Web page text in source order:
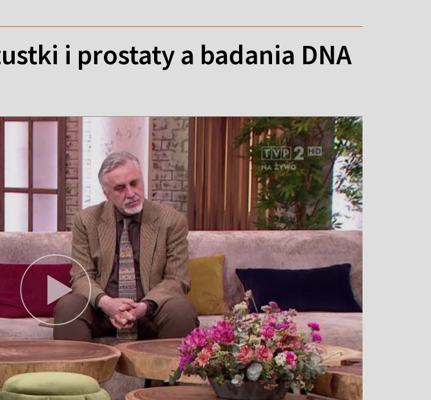
i prostaty a badania DNA